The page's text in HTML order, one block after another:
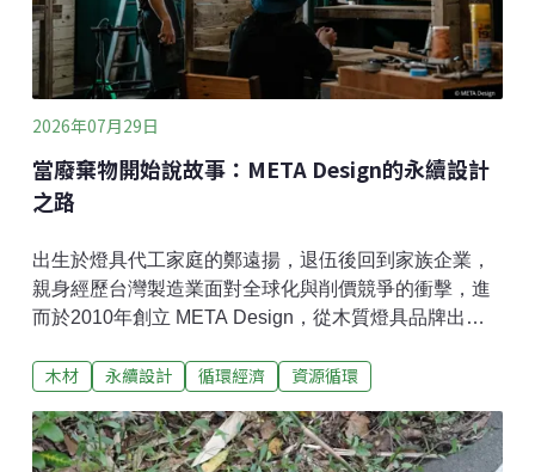
萬4000餘輛，未及計畫目標5萬輛之半，就以財政困難
喊停，發函市政府檢討未衡酌財政狀況妥善規畫預算、
換電站不足。市府表示，爭取中央資源挹注，等財政條
件改善將評估重啟補助。（聯合新聞網報導）
2026年07月29日
當廢棄物開始說故事：META Design的永續設計
之路
出生於燈具代工家庭的鄭遠揚，退伍後回到家族企業，
親身經歷台灣製造業面對全球化與削價競爭的衝擊，進
而於2010年創立 META Design，從木質燈具品牌出
徑。品牌曾獲台灣金點設計獎、日本 Good Design
銀行、Cartier、Aesop 等單位合作，推出《工地計
劃》、《雲霧森林》、《數字狂想曲》、《敦南不熄
木材 永續設計 循環經濟 資源循環